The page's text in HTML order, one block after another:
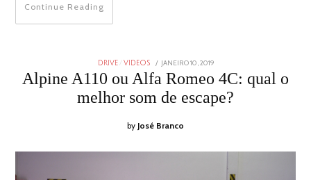
Continue Reading
DRIVE VIDEOS
POSTED
ON
JANEIRO 10, 2019
2019
Alpine A110 ou Alfa Romeo 4C: qual o
melhor som de escape?
by José Branco